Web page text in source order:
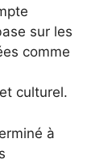
sur les
comme
culturel.
à